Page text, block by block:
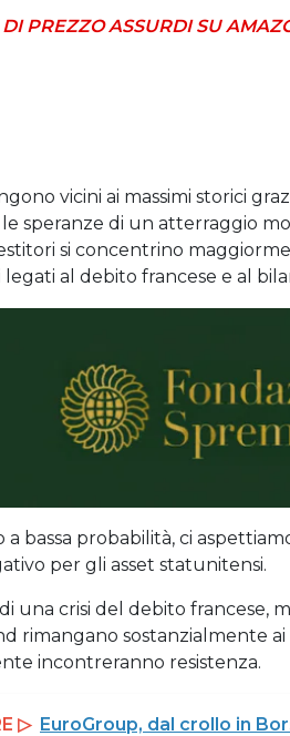
PREZZO ASSURDI SU
vicini ai massimi storici
speranze di un atterraggio
si concentrino
al debito francese e al
a bassa probabilità, ci
per gli asset statunitensi.
una crisi del debito francese,
rimangano sostanzialmente
incontreranno resistenza.
▷ EuroGroup, dal crollo in